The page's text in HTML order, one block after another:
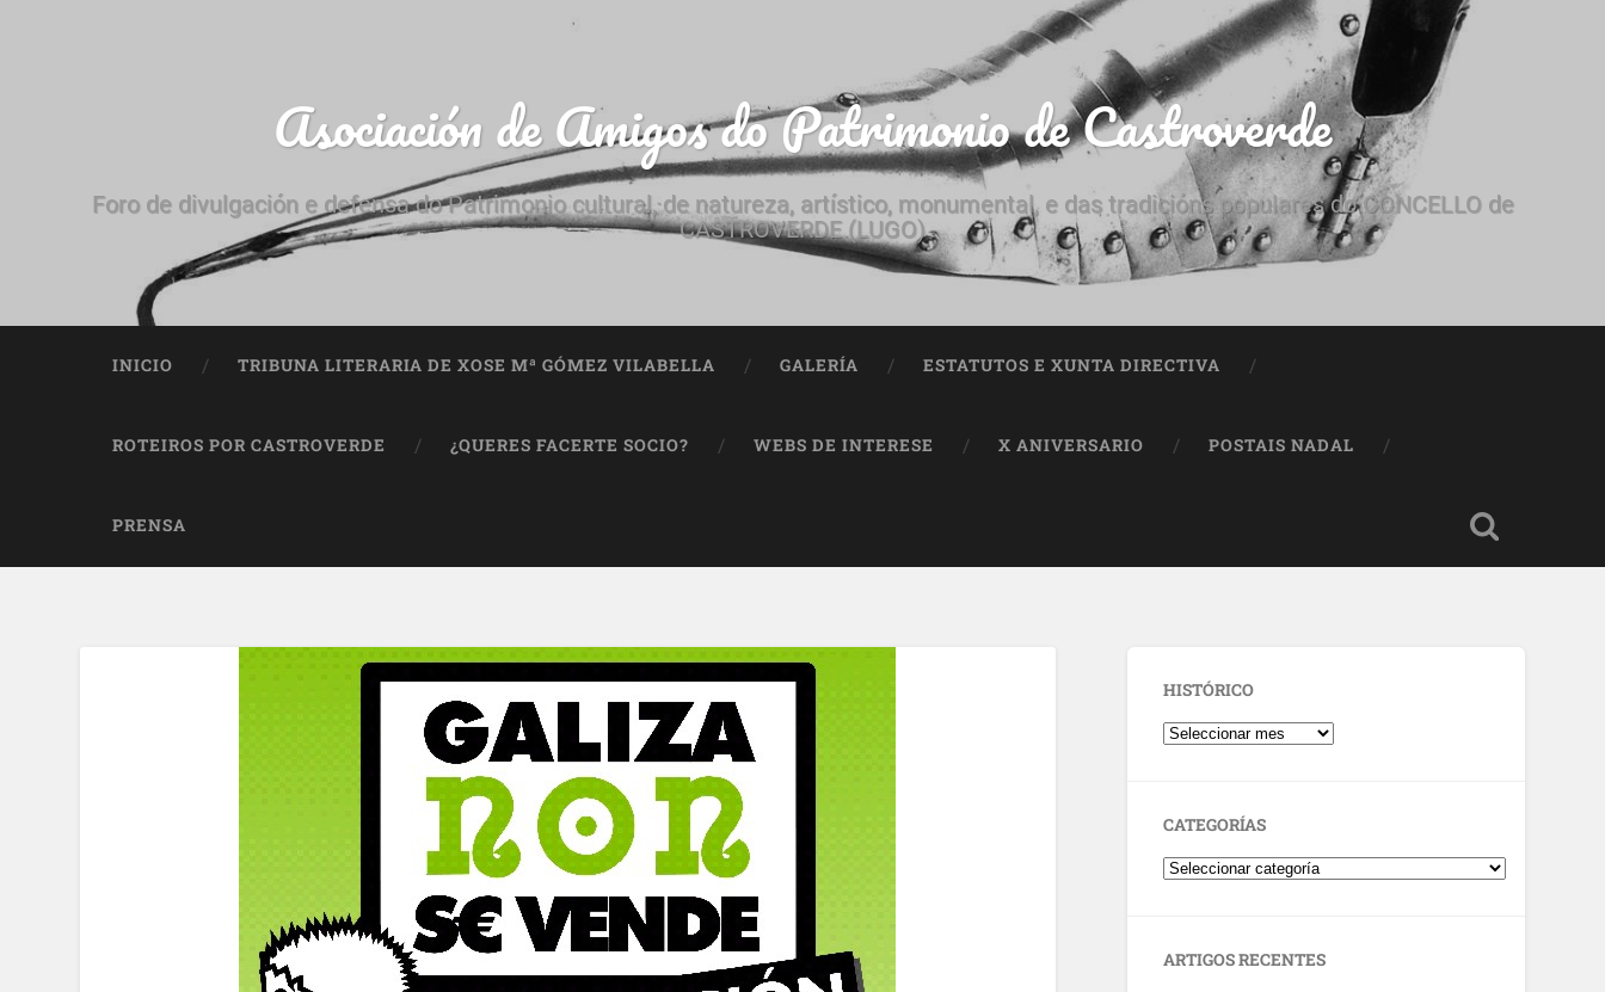
Asociación de Amigos do Patrimonio de Castroverde
Foro de divulgación e defensa do Patrimonio cultural, de natureza, artístico, monumental, e das tradicións populares do CONCELLO de
CASTROVERDE (LUGO)
INICIO TRIBUNA LITERARIA DE XOSE Mª GÓMEZ VILABELLA GALERÍA ESTATUTOS E XUNTA DIRECTIVA
ROTEIROS POR CASTROVERDE ¿QUERES FACERTE SOCIO? WEBS DE INTERESE X ANIVERSARIO POSTAIS NADAL
PRENSA
HISTÓRICO
CATEGORÍAS
ARTIGOS RECENTES